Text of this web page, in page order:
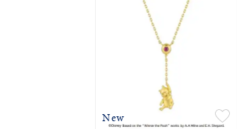
価格が高い
新着順
お気に入り登録数
New